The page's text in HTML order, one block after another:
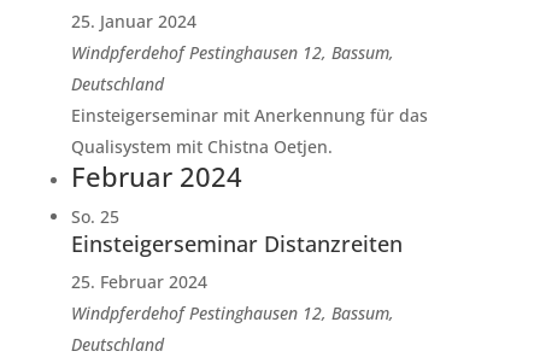
25. Januar 2024
WindpferdehofPestinghausen 12, Bassum,
Deutschland
Einsteigerseminar mit Anerkennung für das
Qualisystem mit Chistna Oetjen.
Februar 2024
So. 25
Einsteigerseminar Distanzreiten
25. Februar 2024
WindpferdehofPestinghausen 12, Bassum,
Deutschland